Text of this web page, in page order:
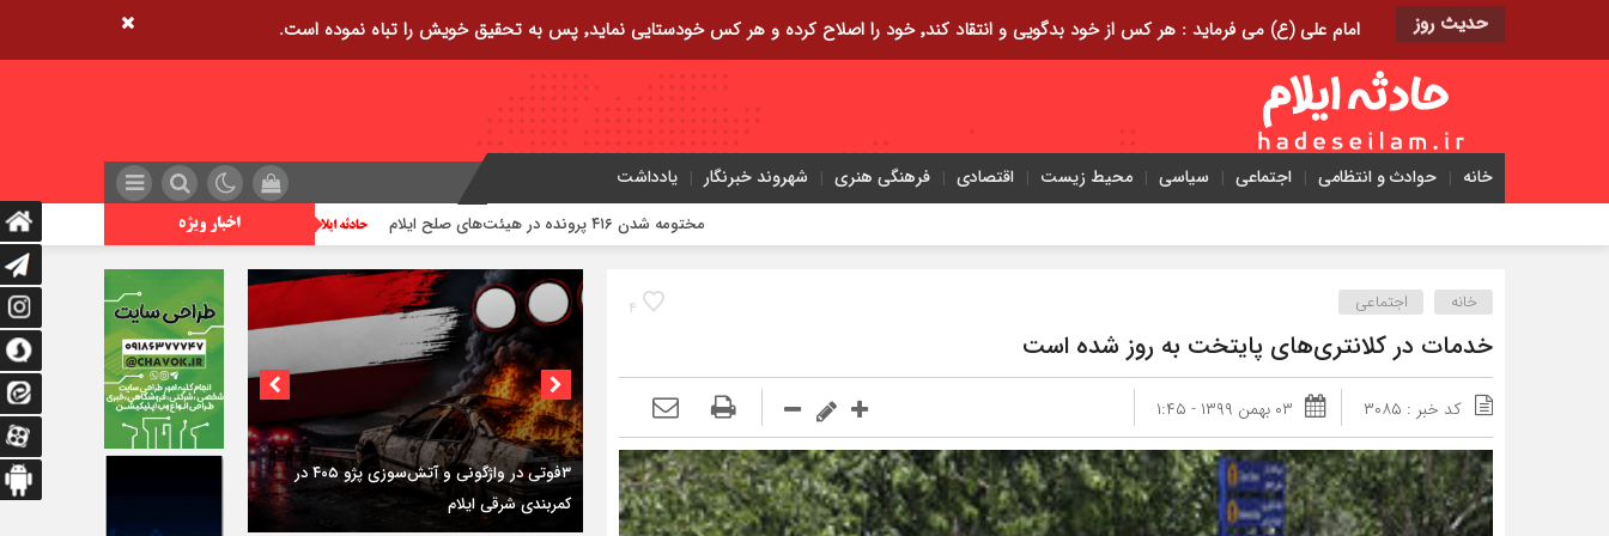
حدیث روز امام علی (ع) می فرماید : هر کس از خود بدگویی و انتقاد کند٬ خود را اصلاح کرده و هر کس خودستایی نماید٬ پس به تحقیق خویش را تباه نموده است.
خانه حوادث و انتظامی اجتماعی سیاسی محیط زیست اقتصادی فرهنگی هنری شهروند خبرنگار یادداشت
اخبار ویژه مختومه شدن ۴۱۶ پرونده در هیئت‌های صلح ایلام زمین‌لرزه ۴/۲ ریشتری دره شهر را لرزاند
۴ خانه اجتماعی
خدمات در کلانتری‌های پایتخت به روز شده است
کد خبر : ۳۰۸۵ ۰۳ بهمن ۱۳۹۹ - ۱:۴۵